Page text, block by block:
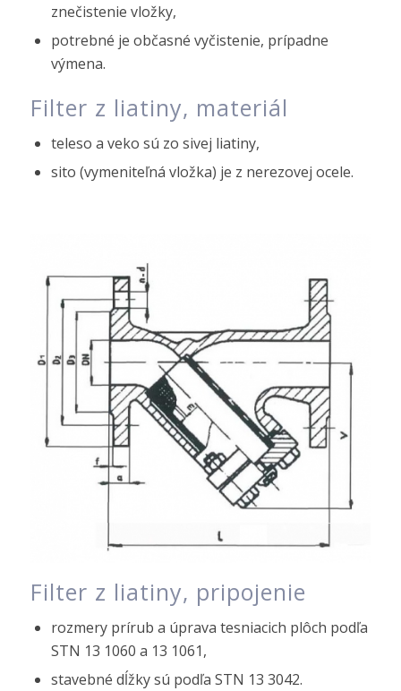
znečistenie vložky,
potrebné je občasné vyčistenie, prípadne
výmena.
Filter z liatiny, materiál
teleso a veko sú zo sivej liatiny,
sito (vymeniteľná vložka) je z nerezovej ocele.
Filter z liatiny, pripojenie
rozmery prírub a úprava tesniacich plôch podľa
STN 13 1060 a 13 1061,
stavebné dĺžky sú podľa STN 13 3042.